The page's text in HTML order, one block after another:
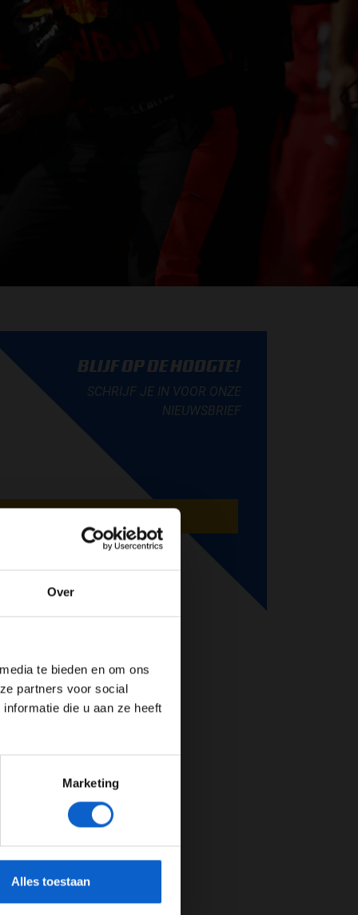
Over
te bieden en om ons
partners voor social
die u aan ze heeft
Marketing
Alles toestaan
BLIJF OP DE HOOGTE!
SCHRIJF JE IN VOOR ONZE
NIEUWSBRIEF